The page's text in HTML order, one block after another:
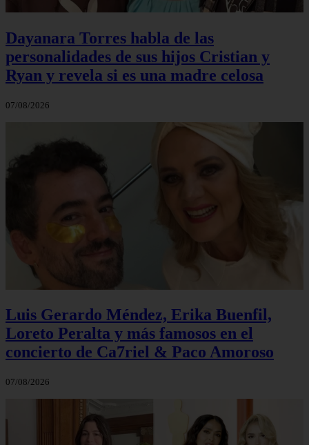
Dayanara Torres habla de las
personalidades de sus hijos Cristian y
Ryan y revela si es una madre celosa
07/08/2026
Luis Gerardo Méndez, Erika Buenfil,
Loreto Peralta y más famosos en el
concierto de Ca7riel & Paco Amoroso
07/08/2026